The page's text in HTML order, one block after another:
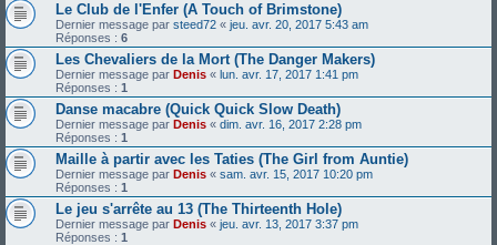
Le Club de l'Enfer (A Touch of Brimstone)
Dernier message par steed72 « jeu. avr. 20, 2017 5:43 am
Réponses : 6
Les Chevaliers de la Mort (The Danger Makers)
Dernier message par Denis « lun. avr. 17, 2017 1:41 pm
Réponses : 1
Danse macabre (Quick Quick Slow Death)
Dernier message par Denis « dim. avr. 16, 2017 2:28 pm
Réponses : 1
Maille à partir avec les Taties (The Girl from Auntie)
Dernier message par Denis « sam. avr. 15, 2017 10:20 pm
Réponses : 1
Le jeu s'arrête au 13 (The Thirteenth Hole)
Dernier message par Denis « jeu. avr. 13, 2017 3:37 pm
Réponses : 1